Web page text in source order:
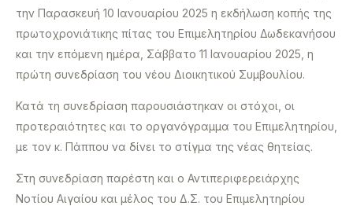
την Παρασκευή 10 Ιανουαρίου 2025 η εκδήλωση κοπής της
πρωτοχρονιάτικης πίτας του Επιμελητηρίου Δωδεκανήσου
και την επόμενη ημέρα, Σάββατο 11 Ιανουαρίου 2025, η
πρώτη συνεδρίαση του νέου Διοικητικού Συμβουλίου.
Κατά τη συνεδρίαση παρουσιάστηκαν οι στόχοι, οι
προτεραιότητες και το οργανόγραμμα του Επιμελητηρίου,
με τον κ. Πάππου να δίνει το στίγμα της νέας θητείας.
Στη συνεδρίαση παρέστη και ο Αντιπεριφερειάρχης
Νοτίου Αιγαίου και μέλος του Δ.Σ. του Επιμελητηρίου